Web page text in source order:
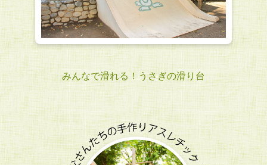
みんなで滑れる！うさぎの滑り台